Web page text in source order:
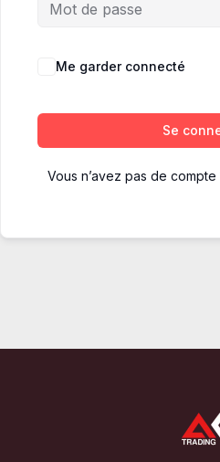
Me garder connecté
Se
Vous n’avez pas de compte